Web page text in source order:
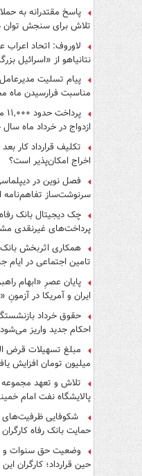
پاسخ مقتدرانه به
تلاش برای سنجش توان
لاوروف: اتحاد
نتانیاهو از «اسرائیل
پیام تسلیت مدیرعامل
مناسبت فرارسیدن ماه
عاشورای حسینی
ازدواج در خرداد ماه
کارگران
تکلیف قرارداد کار
اخراج امکان‌پذیر است؟
سرنوشت‌ساز تفاهم‌نامه
چک دیجیتال بانک
پرداخت‌های غیرنقدی
همکاری اثربخش بانک
تامین اجتماعی در
پایان عصرِ «ابهام
ایران و آمریکا در
حقوق خرداد
احکام جدید واریز
میلیون تومان افزایش
تلاش و تعهد مجموعه
پالایشگاه نفت امام
تولید در ایام جنگ
شکوفایی ظرفیت‌های
حمایت بانک رفاه کارگران
وضعیت حق سنوات و
حین قرارداد؛ کارگران